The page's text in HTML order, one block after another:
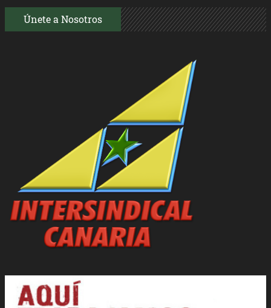
Únete a Nosotros